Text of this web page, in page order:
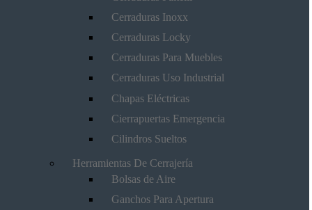
Cerraduras Inoxx
Cerraduras Locky
Cerraduras Para Muebles
Cerraduras Uso Industrial
Chapas Eléctricas
Cierrapuertas Emergencia
Cilindros Sueltos
Herramientas De Cerrajería
Bolsas de Aire
Ganchos Para Apertura